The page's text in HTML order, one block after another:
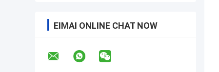
ΕΊΜΑΙ ONLINE CHAT NOW